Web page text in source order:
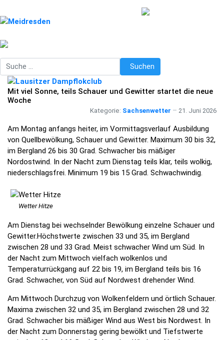
Suchen Suchen
Mit viel Sonne, teils Schauer und Gewitter startet die neue
Woche
Kategorie: Sachsenwetter 21. Juni 2026
Am Montag anfangs heiter, im Vormittagsverlauf Ausbildung
von Quellbewölkung, Schauer und Gewitter. Maximum 30 bis 32,
im Bergland 26 bis 30 Grad. Schwacher bis mäßiger
Nordostwind. In der Nacht zum Dienstag teils klar, teils wolkig,
niederschlagsfrei. Minimum 19 bis 15 Grad. Schwachwindig.
Wetter Hitze
Am Dienstag bei wechselnder Bewölkung einzelne Schauer und
Gewitter.Höchstwerte zwischen 33 und 35, im Bergland
zwischen 28 und 33 Grad. Meist schwacher Wind um Süd. In
der Nacht zum Mittwoch vielfach wolkenlos und
Temperaturrückgang auf 22 bis 19, im Bergland teils bis 16
Grad. Schwacher, von Süd auf Nordwest drehender Wind.
Am Mittwoch Durchzug von Wolkenfeldern und örtlich Schauer.
Maxima zwischen 32 und 35, im Bergland zwischen 28 und 32
Grad. Schwacher bis mäßiger Wind aus West bis Nordwest. In
der Nacht zum Donnerstag gering bewölkt und Tiefstwerte